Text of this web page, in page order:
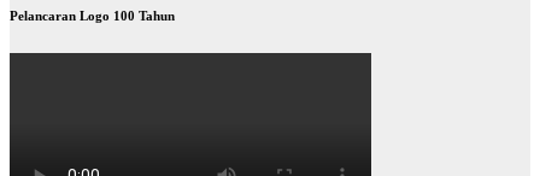
Pelancaran Logo 100 Tahun